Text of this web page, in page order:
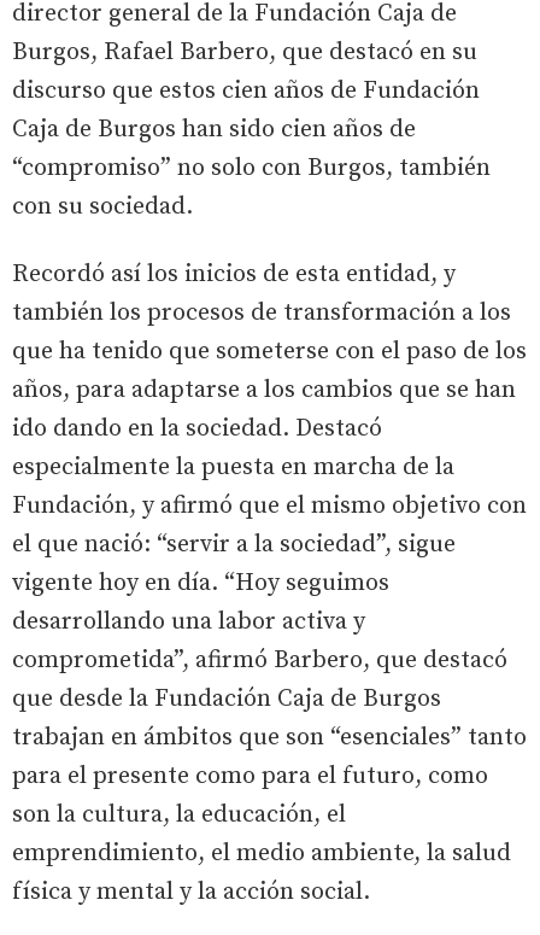
director general de la Fundación Caja de
Burgos, Rafael Barbero, que destacó en su
discurso que estos cien años de Fundación
Caja de Burgos han sido cien años de
“compromiso” no solo con Burgos, también
con su sociedad.
Recordó así los inicios de esta entidad, y
también los procesos de transformación a los
que ha tenido que someterse con el paso de los
años, para adaptarse a los cambios que se han
ido dando en la sociedad. Destacó
especialmente la puesta en marcha de la
Fundación, y afirmó que el mismo objetivo con
el que nació: “servir a la sociedad”, sigue
vigente hoy en día. “Hoy seguimos
desarrollando una labor activa y
comprometida”, afirmó Barbero, que destacó
que desde la Fundación Caja de Burgos
trabajan en ámbitos que son “esenciales” tanto
para el presente como para el futuro, como
son la cultura, la educación, el
emprendimiento, el medio ambiente, la salud
física y mental y la acción social.